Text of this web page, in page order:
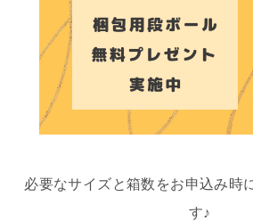
必要なサイズと箱数をお申込み時
す♪